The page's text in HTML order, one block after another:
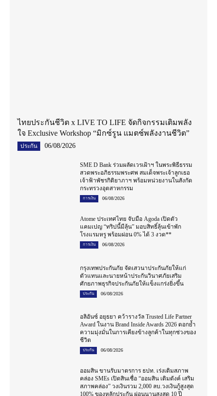
ไทยประกันชีวิต x LIVE TO LIFE จัดกิจกรรมเติมพลัง
ใจ Exclusive Workshop “มิกซ์รูน แมตช์พลังงานชีวิต”
ประกัน 06/08/2026
SME D Bank ร่วมผลัดเวรเฝ้าฯ ในพระพิธีธรรม
สวดพระอภิธรรมพระศพ สมเด็จพระเจ้าลูกเธอ
เจ้าฟ้าพัชรกิติยาภาฯ พร้อมหน่วยงานในสังกัด
กระทรวงอุตสาหกรรม
การเงิน 06/08/2026
Atome ประเทศไทย จับมือ Agoda เปิดตัว
แคมเปญ “ทริปนี้มีลุ้น” มอบสิทธิ์ลุ้นเข้าพัก
โรงแรมหรู พร้อมผ่อน 0% ได้ 3 งวด**
การเงิน 06/08/2026
กรุงเทพประกันภัย จัดเสวนาประกันภัยให้แก่
ตัวแทนและนายหน้าประกันวินาศภัยเสริม
ศักยภาพธุรกิจประกันภัยให้แข็งแกร่งยิ่งขึ้น
ประกัน 06/08/2026
อลิอันซ์ อยุธยา คว้ารางวัล Trusted Life Partner
Award ในงาน Brand Inside Awards 2026 ตอกย้ำ
ความมุ่งมั่นในการเคียงข้างลูกค้าในทุกช่วงของ
ชีวิต
ประกัน 06/08/2026
ออมสิน ขานรับมาตรการ ธปท. เร่งเติมสภาพ
คล่อง SMEs เปิดสินเชื่อ “ออมสิน เติมตังค์ เสริม
สภาพคล่อง” วงเงินรวม 2,000 ลบ.วงเงินกู้สูงสุด
100% ของหลักประกัน ผ่อนนานสูงสุด 10 ปี